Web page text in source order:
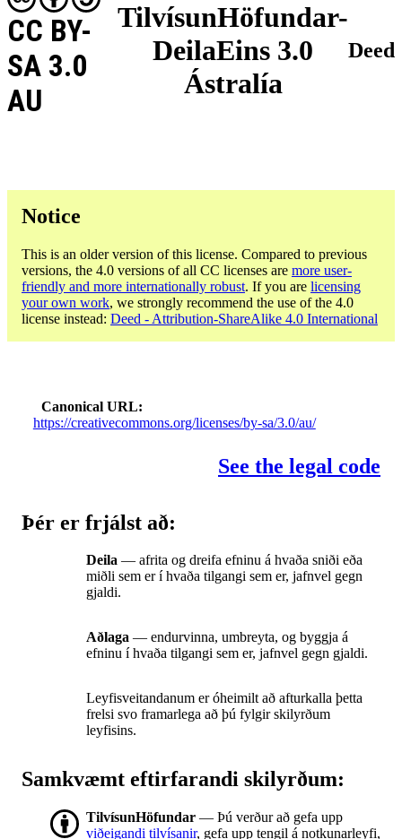
TilvísunHöfundar-
DeilaEins 3.0
Ástralía
CC BY-
SA 3.0
AU
Deed
Notice
This is an older version of this license. Compared to previous
versions, the 4.0 versions of all CC licenses are more user-
friendly and more internationally robust. If you are licensing
your own work, we strongly recommend the use of the 4.0
license instead: Deed - Attribution-ShareAlike 4.0 International
Canonical URL
https://creativecommons.org/licenses/by-sa/3.0/au/
See the legal code
Þér er frjálst að:
Deila — afrita og dreifa efninu á hvaða sniði eða
miðli sem er í hvaða tilgangi sem er, jafnvel gegn
gjaldi.
Aðlaga — endurvinna, umbreyta, og byggja á
efninu í hvaða tilgangi sem er, jafnvel gegn gjaldi.
Leyfisveitandanum er óheimilt að afturkalla þetta
frelsi svo framarlega að þú fylgir skilyrðum
leyfisins.
Samkvæmt eftirfarandi skilyrðum:
TilvísunHöfundar — Þú verður að gefa upp
viðeigandi tilvísanir, gefa upp tengil á notkunarleyfi,